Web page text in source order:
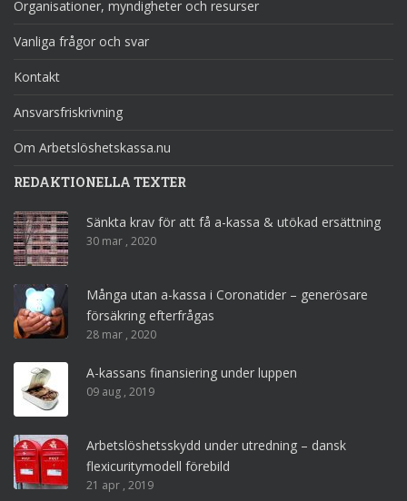
Organisationer, myndigheter och resurser
Vanliga frågor och svar
Kontakt
Ansvarsfriskrivning
Om Arbetslöshetskassa.nu
REDAKTIONELLA TEXTER
Sänkta krav för att få a-kassa & utökad ersättning
30 mar , 2020
Många utan a-kassa i Coronatider – generösare
försäkring efterfrågas
28 mar , 2020
A-kassans finansiering under luppen
09 aug , 2019
Arbetslöshetsskydd under utredning – dansk
flexicuritymodell förebild
21 apr , 2019